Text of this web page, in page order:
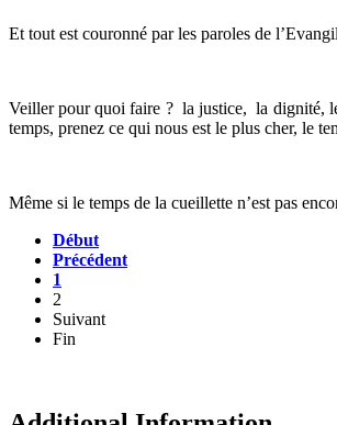
Et tout est couronné par les paroles de
Veiller pour quoi faire ? la justice, la dignité,
temps, prenez ce qui nous est le plus cher, le
Même si le temps de la cueillette n’est pas
Début
Précédent
1
2
Suivant
Fin